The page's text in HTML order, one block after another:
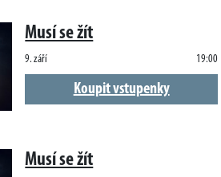
Musí se žít
9. září 19:00
Koupit vstupenky
Musí se žít